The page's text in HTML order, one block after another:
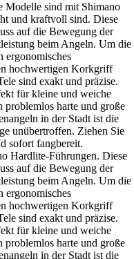
Modelle sind mit Shimano
und kraftvoll sind. Diese
auf die Bewegung der
beim Angeln. Um die
ergonomisches
hochwertigen Korkgriff
sind exakt und präzise.
für kleine und weiche
problemlos harte und große
in der Stadt ist die
unübertroffen. Ziehen Sie
sofort fangbereit.
Hardlite-Führungen. Diese
auf die Bewegung der
beim Angeln. Um die
ergonomisches
hochwertigen Korkgriff
sind exakt und präzise.
für kleine und weiche
problemlos harte und große
in der Stadt ist die